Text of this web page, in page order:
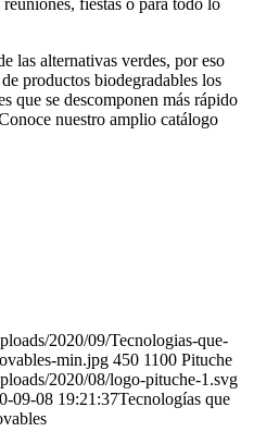
fiestas o para todo lo
las alternativas verdes, por eso
productos biodegradables los
que se descomponen más rápido
nuestro amplio catálogo
2020/09/Tecnologias-que-
min.jpg 450 1100 Pituche
2020/08/logo-pituche-1.svg
09-08 19:21:37Tecnologías que